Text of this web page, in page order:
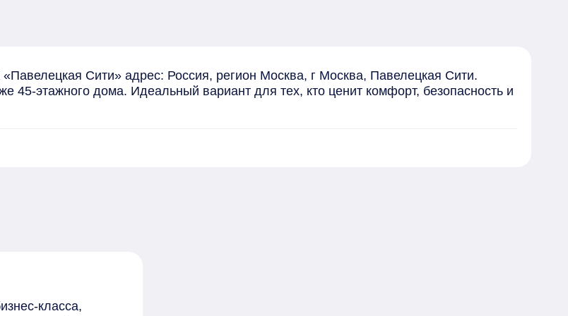
Сити» адрес: Россия, регион Москва, г Москва, Павелецкая Сити.
45-этажного дома. Идеальный вариант для тех, кто ценит комфорт, безопасность и
класса,